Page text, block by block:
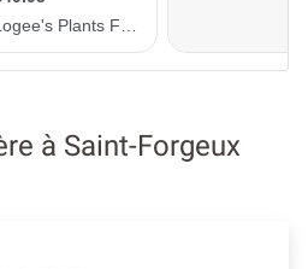
à Saint-Forgeux